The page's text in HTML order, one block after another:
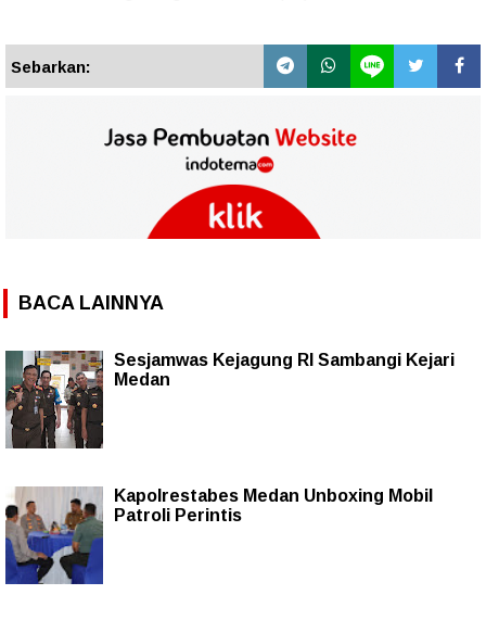
Sebarkan:
BACA LAINNYA
Sesjamwas Kejagung RI Sambangi Kejari
Medan
Kapolrestabes Medan Unboxing Mobil
Patroli Perintis